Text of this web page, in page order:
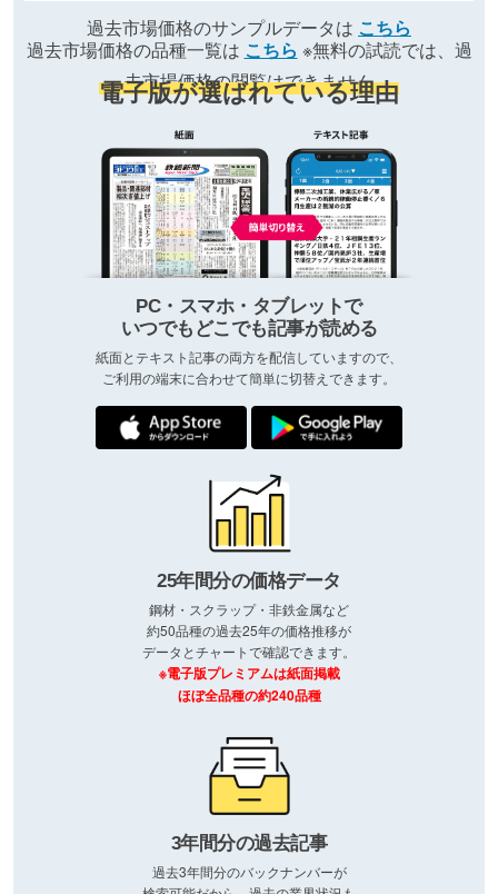
過去市場価格のサンプルデータは こちら
過去市場価格の品種一覧は こちら ※無料の試読では、過
去市場価格の閲覧はできません
電子版が選ばれている理由
PC・スマホ・タブレットで
いつでもどこでも記事が読める
紙面とテキスト記事の両方を配信していますので、
ご利用の端末に合わせて簡単に切替えできます。
25年間分の価格データ
鋼材・スクラップ・非鉄金属など
約50品種の過去25年の価格推移が
データとチャートで確認できます。
※電子版プレミアムは紙面掲載
ほぼ全品種の約240品種
3年間分の過去記事
過去3年間分のバックナンバーが